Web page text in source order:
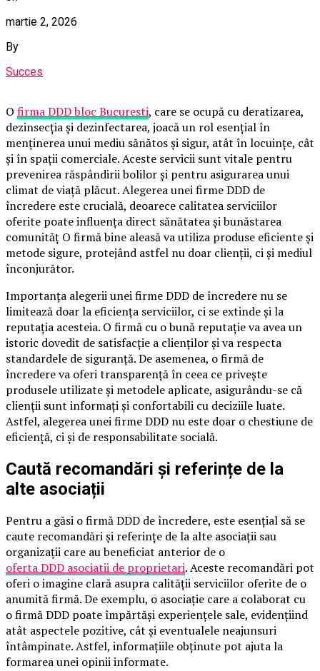
martie 2, 2026
By
Succes
O firma DDD bloc Bucuresti, care se ocupă cu deratizarea,
dezinsecția și dezinfectarea, joacă un rol esențial în
menținerea unui mediu sănătos și sigur, atât în locuințe, cât
și în spații comerciale. Aceste servicii sunt vitale pentru
prevenirea răspândirii bolilor și pentru asigurarea unui
climat de viață plăcut. Alegerea unei firme DDD de
încredere este crucială, deoarece calitatea serviciilor
oferite poate influența direct sănătatea și bunăstarea
comunităț O firmă bine aleasă va utiliza produse eficiente și
metode sigure, protejând astfel nu doar clienții, ci și mediul
înconjurător.
Importanța alegerii unei firme DDD de încredere nu se
limitează doar la eficiența serviciilor, ci se extinde și la
reputația acesteia. O firmă cu o bună reputație va avea un
istoric dovedit de satisfacție a clienților și va respecta
standardele de siguranță. De asemenea, o firmă de
încredere va oferi transparență în ceea ce privește
produsele utilizate și metodele aplicate, asigurându-se că
clienții sunt informați și confortabili cu deciziile luate.
Astfel, alegerea unei firme DDD nu este doar o chestiune de
eficiență, ci și de responsabilitate socială.
Caută recomandări și referințe de la
alte asociații
Pentru a găsi o firmă DDD de încredere, este esențial să se
caute recomandări și referințe de la alte asociații sau
organizații care au beneficiat anterior de o
oferta DDD asociatii de proprietari. Aceste recomandări pot
oferi o imagine clară asupra calității serviciilor oferite de o
anumită firmă. De exemplu, o asociație care a colaborat cu
o firmă DDD poate împărtăși experiențele sale, evidențiind
atât aspectele pozitive, cât și eventualele neajunsuri
întâmpinate. Astfel, informațiile obținute pot ajuta la
formarea unei opinii informate.